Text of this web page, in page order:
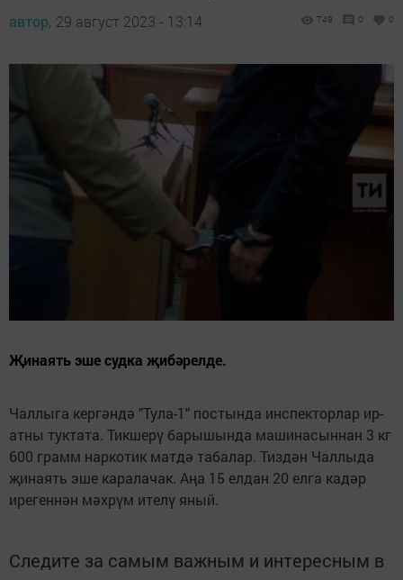
автор, 29 август 2023 - 13:14 749 0 0
Җинаять эше судка җибәрелде.
Чаллыга кергәндә "Тула-1" постында инспекторлар ир-
атны туктата. Тикшерү барышында машинасыннан 3 кг
600 грамм наркотик матдә табалар. Тиздән Чаллыда
җинаять эше каралачак. Аңа 15 елдан 20 елга кадәр
ирегеннән мәхрүм ителү яный.
Следите за самым важным и интересным в